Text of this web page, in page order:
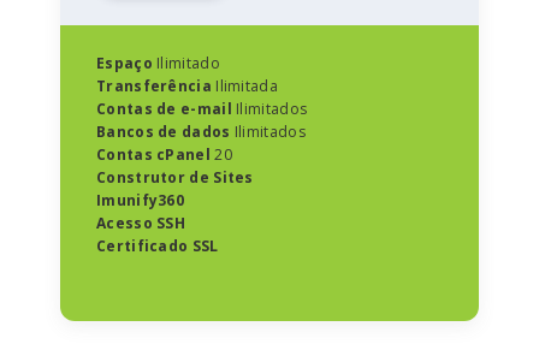
Espaço Ilimitado
Transferência Ilimitada
Contas de e-mail Ilimitados
Bancos de dados Ilimitados
Contas cPanel 20
Construtor de Sites
Imunify360
Acesso SSH
Certificado SSL